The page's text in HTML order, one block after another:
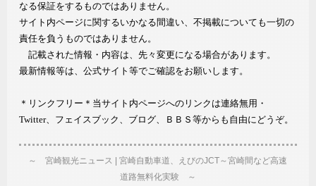
なる保証をするものではありません。
サイト内ページに関するいかなる間違い、不掲載についても一切の
責任を負うものではありません。
記載された情報・内容は、先々変更になる場合があります。
最新情報等は、公式サイト等でご確認をお願いします。
＊リンクフリー＊当サイト内ページへのリンクは連絡無用・
Twitter、フェイスブック、ブログ、ＢＢＳ等からも自由にどうぞ。
～ 宮崎観光ニュース | 宮崎自動車道、えびのJCT～宮崎間など高速
道路無料化実験 ～